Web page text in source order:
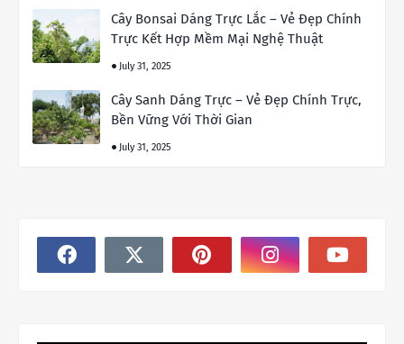
Cây Bonsai Dáng Trực Lắc – Vẻ Đẹp Chính
Trực Kết Hợp Mềm Mại Nghệ Thuật
July 31, 2025
Cây Sanh Dáng Trực – Vẻ Đẹp Chính Trực,
Bền Vững Với Thời Gian
July 31, 2025